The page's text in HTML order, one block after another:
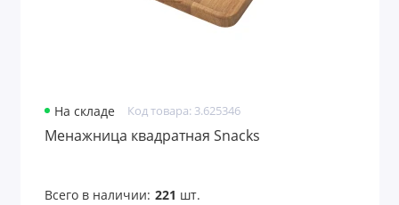
На складе Код товара: 3.625346
Менажница квадратная Snacks
Всего в наличии: 221 шт.